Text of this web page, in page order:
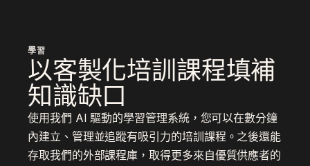
學習
以客製化培訓課程填補
知識缺口
使用我們 AI 驅動的學習管理系統，您可以在數分鐘
內建立、管理並追蹤有吸引力的培訓課程。之後還能
存取我們的外部課程庫，取得更多來自優質供應者的